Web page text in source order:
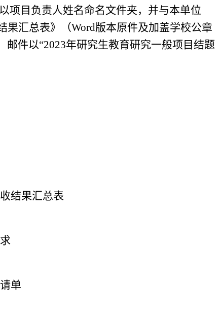
项目负责人姓名命名文件夹，并与本单位
果汇总表》（Word版本原件及加盖学校公章
邮件以“2023年研究生教育研究一般项目结题
结果汇总表
单